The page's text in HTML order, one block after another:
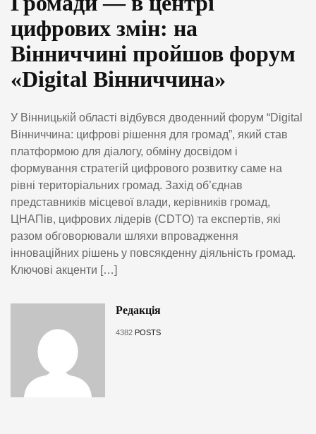
цифрових змін: на
Вінниччині пройшов форум
«Digital Вінниччина»
У Вінницькій області відбувся дводенний форум “Digital
Вінниччина: цифрові рішення для громад”, який став
платформою для діалогу, обміну досвідом і
формування стратегій цифрового розвитку саме на
рівні територіальних громад. Захід об’єднав
представників місцевої влади, керівників громад,
ЦНАПів, цифрових лідерів (CDTO) та експертів, які
разом обговорювали шляхи впровадження
інноваційних рішень у повсякденну діяльність громад.
Ключові акценти […]
Редакція
4382 POSTS